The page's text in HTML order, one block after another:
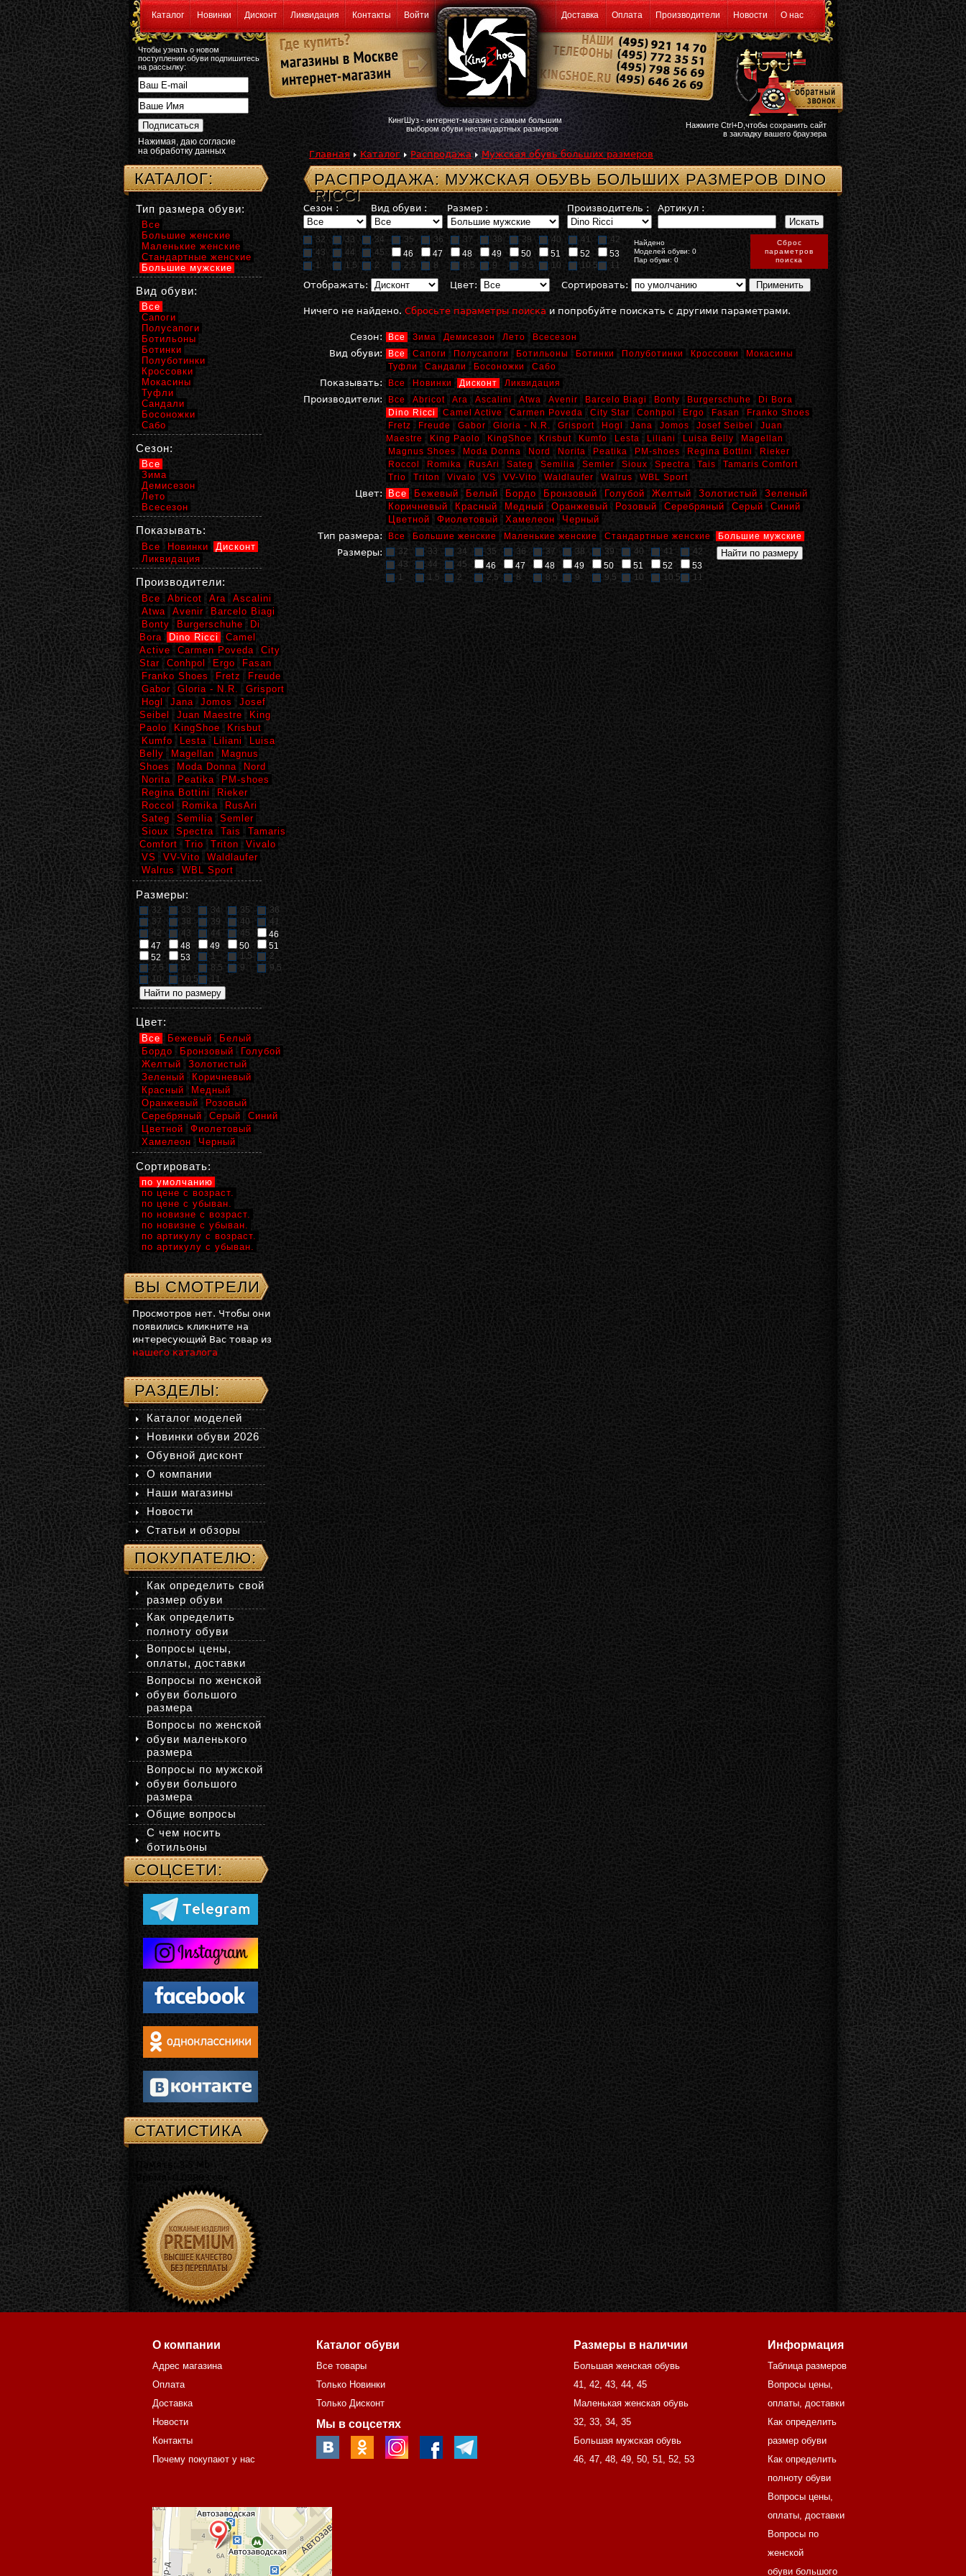
Каталог Новинки Дисконт Ликвидация Контакты Войти Доставка Оплата Производители Новости О нас
Чтобы узнать о новом
поступлении обуви подпишитесь
на рассылку:
Нажимая, даю согласие
на обработку данных
КингШуз - интернет-магазин с самым большим
выбором обуви нестандартных размеров
Нажмите Ctrl+D,чтобы сохранить сайт
в закладку вашего браузера
Главная Каталог Распродажа Мужская обувь больших размеров
РАСПРОДАЖА: МУЖСКАЯ ОБУВЬ БОЛЬШИХ РАЗМЕРОВ DINO
RICCI
Сезон : Вид обуви : Размер : Производитель : Артикул :
32 33 34 35 36 37 38 39 40 41
42
43
44 45 46 47 48 49 50 51 52
53
1
1,5 2 2,5 8 8,5 9 9,5 10 10,5 11
Найдено
Моделей обуви: 0
Пар обуви: 0
Сброс
параметров
поиска
Отображать: Цвет: Сортировать:
Ничего не найдено. Сбросьте параметры поиска и попробуйте поискать с другими параметрами.
Сезон: Все Зима Демисезон Лето Всесезон
Вид обуви: Все Сапоги Полусапоги Ботильоны Ботинки Полуботинки Кроссовки
Мокасины
Туфли
Сандали Босоножки Сабо
Показывать: Все Новинки Дисконт Ликвидация
Производители: Все Abricot Ara Ascalini Atwa Avenir Barcelo Biagi Bonty Burgerschuhe
Di Bora
Dino Ricci
Camel Active Carmen Poveda City Star Conhpol Ergo Fasan
Franko Shoes
Fretz
Freude Gabor Gloria - N.R. Grisport Hogl Jana Jomos Josef Seibel
Juan
Maestre
King Paolo KingShoe Krisbut Kumfo Lesta Liliani Luisa Belly
Magellan
Magnus Shoes
Moda Donna Nord Norita Peatika PM-shoes Regina Bottini
Rieker
Roccol
Romika RusAri Sateg Semilia Semler Sioux Spectra Tais
Tamaris Comfort
Trio
Triton Vivalo VS VV-Vito Waldlaufer Walrus WBL Sport
Цвет: Все Бежевый Белый Бордо Бронзовый Голубой Желтый Золотистый
Зеленый
Коричневый
Красный Медный Оранжевый Розовый Серебряный Серый
Синий
Цветной
Фиолетовый Хамелеон
Черный
Тип размера:
Все Большие женские Маленькие женские Стандартные женские Большие мужские
Размеры: 32 33 34 35 36 37 38 39 40 41
42
43
44 45 46 47 48 49 50 51 52
53
1
1,5 2 2,5 8 8,5 9 9,5 10 10,5 11
КАТАЛОГ:
Тип размера обуви:
Все
Большие женские
Маленькие женские
Стандартные женские
Большие мужские
Вид обуви:
Все
Сапоги
Полусапоги
Ботильоны
Ботинки
Полуботинки
Кроссовки
Мокасины
Туфли
Сандали
Босоножки
Сабо
Сезон:
Все
Зима
Демисезон
Лето
Всесезон
Показывать:
Все Новинки
Дисконт
Ликвидация
Производители:
Все Abricot Ara
Ascalini
Atwa
Avenir
Barcelo Biagi
Bonty
Burgerschuhe
Di
Bora
Dino Ricci
Camel
Active
Carmen Poveda
City
Star
Conhpol Ergo
Fasan
Franko Shoes
Fretz
Freude
Gabor
Gloria - N.R.
Grisport
Hogl
Jana Jomos
Josef
Seibel
Juan Maestre
King
Paolo
KingShoe
Krisbut
Kumfo
Lesta Liliani
Luisa
Belly
Magellan
Magnus
Shoes
Moda Donna
Nord
Norita
Peatika
PM-shoes
Regina Bottini
Rieker
Roccol
Romika
RusAri
Sateg
Semilia
Semler
Sioux
Spectra Tais
Tamaris
Comfort
Trio Triton
Vivalo
VS
VV-Vito
Waldlaufer
Walrus
WBL Sport
Размеры:
32 33 34 35
36
37
38 39 40
41
42
43 44 45
46
47
48 49 50
51
52
53 1 1,5
2
2,5
8 8,5 9
9,5
10
10,5 11
Цвет:
Все Бежевый
Белый
Бордо
Бронзовый
Голубой
Желтый
Золотистый
Зеленый
Коричневый
Красный
Медный
Оранжевый
Розовый
Серебряный
Серый
Синий
Цветной
Фиолетовый
Хамелеон
Черный
Сортировать:
по умолчанию
по цене с возраст.
по цене с убыван.
по новизне с возраст.
по новизне с убыван.
по артикулу с возраст.
по артикулу с убыван.
ВЫ СМОТРЕЛИ
Просмотров нет. Чтобы они
появились кликните на
интересующий Вас товар из
нашего каталога
РАЗДЕЛЫ:
Каталог моделей
Новинки обуви 2026
Обувной дисконт
О компании
Наши магазины
Новости
Статьи и обзоры
ПОКУПАТЕЛЮ:
Как определить свой
размер обуви
Как определить
полноту обуви
Вопросы цены,
оплаты, доставки
Вопросы по женской
обуви большого
размера
Вопросы по женской
обуви маленького
размера
Вопросы по мужской
обуви большого
размера
Общие вопросы
С чем носить
ботильоны
СОЦСЕТИ:
СТАТИСТИКА
Память: 3.5 Mb
Время: 0.02883 сек.
О компании
Адрес магазина
Оплата
Доставка
Новости
Контакты
Почему покупают у нас
Каталог обуви
Все товары
Только Новинки
Только Дисконт
Мы в соцсетях
Размеры в наличии
Большая женская обувь
41, 42, 43, 44, 45
Маленькая женская обувь
32, 33, 34, 35
Большая мужская обувь
46, 47, 48, 49, 50, 51, 52, 53
Информация
Таблица размеров
Вопросы цены,
оплаты, доставки
Как определить
размер обуви
Как определить
полноту обуви
Вопросы цены,
оплаты, доставки
Вопросы по
женской
обуви большого